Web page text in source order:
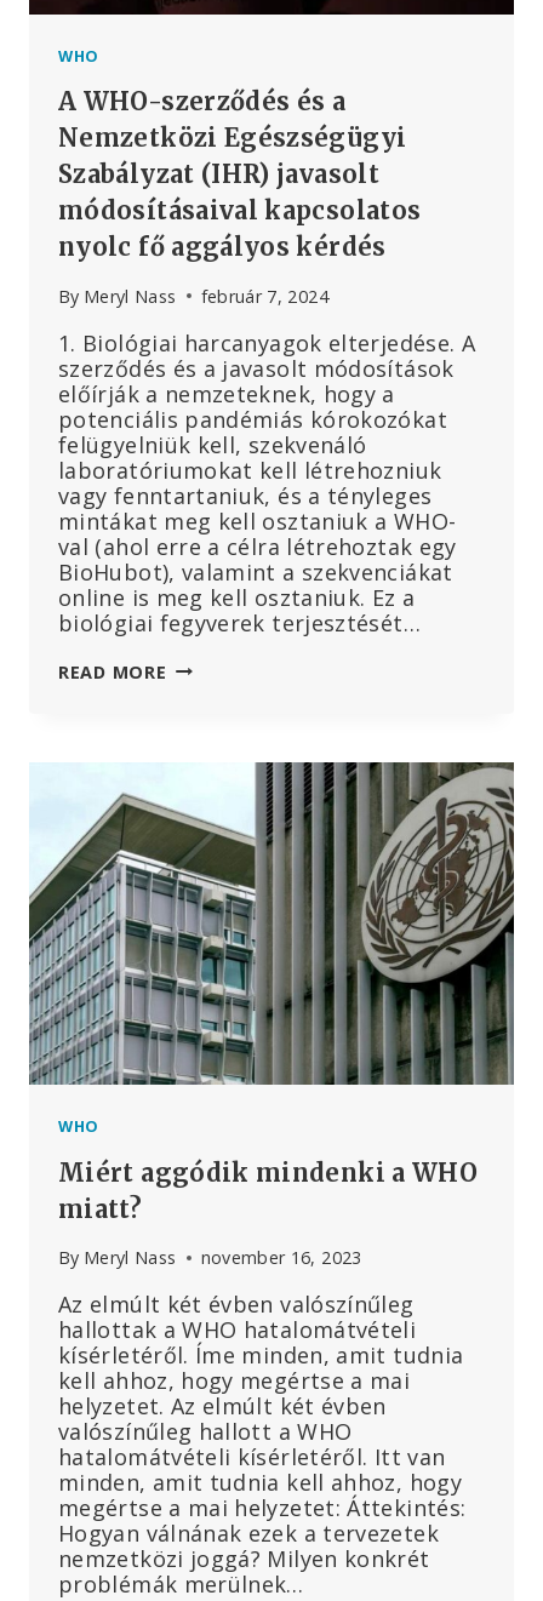
WHO
A WHO-szerződés és a
Nemzetközi Egészségügyi
Szabályzat (IHR) javasolt
módosításaival kapcsolatos
nyolc fő aggályos kérdés
By Meryl Nass február 7, 2024
1. Biológiai harcanyagok elterjedése. A
szerződés és a javasolt módosítások
előírják a nemzeteknek, hogy a
potenciális pandémiás kórokozókat
felügyelniük kell, szekvenáló
laboratóriumokat kell létrehozniuk
vagy fenntartaniuk, és a tényleges
mintákat meg kell osztaniuk a WHO-
val (ahol erre a célra létrehoztak egy
BioHubot), valamint a szekvenciákat
online is meg kell osztaniuk. Ez a
biológiai fegyverek terjesztését…
READ MORE A
NEMZETKÖZI
EGÉSZSÉGÜGYI
SZABÁLYZAT
(IHR)
JAVASOLT
MÓDOSÍTÁSAIVAL
KAPCSOLATOS
NYOLC
FŐ
AGGÁLYOS
KÉRDÉS
WHO
Miért aggódik mindenki a WHO
miatt?
By Meryl Nass november 16, 2023
Az elmúlt két évben valószínűleg
hallottak a WHO hatalomátvételi
kísérletéről. Íme minden, amit tudnia
kell ahhoz, hogy megértse a mai
helyzetet. Az elmúlt két évben
valószínűleg hallott a WHO
hatalomátvételi kísérletéről. Itt van
minden, amit tudnia kell ahhoz, hogy
megértse a mai helyzetet: Áttekintés:
Hogyan válnának ezek a tervezetek
nemzetközi joggá? Milyen konkrét
problémák merülnek…